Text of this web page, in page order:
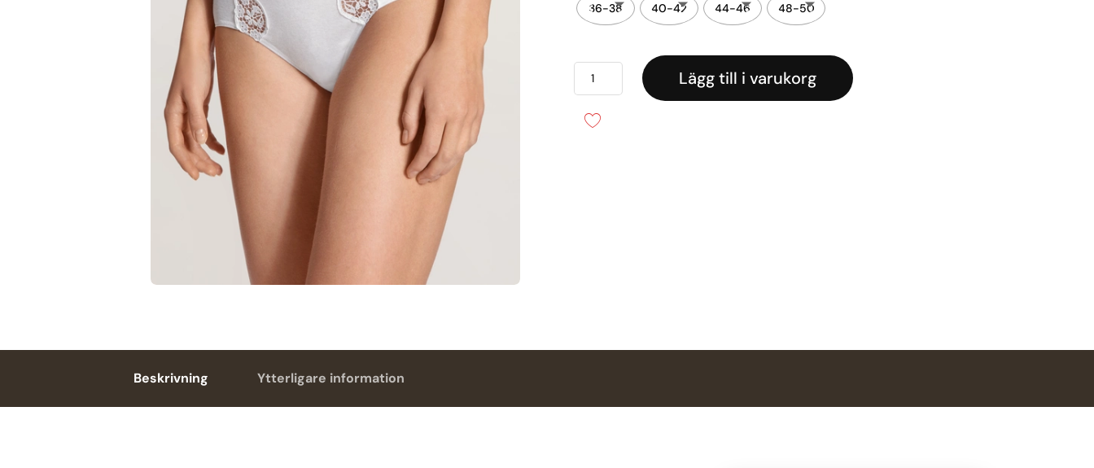
36-38 40-42 44-46 48-50
Midi
Lägg till i varukorg
Beskrivning Ytterligare information